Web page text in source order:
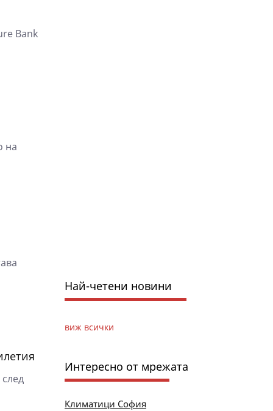
Bank
на
Най-четени новини
виж всички
Интересно от мрежата
Климатици София